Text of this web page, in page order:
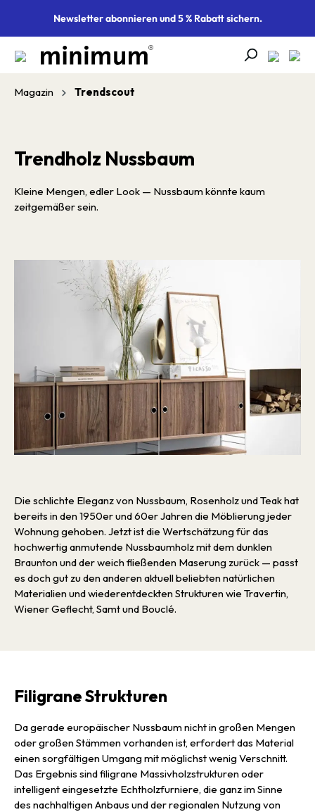
springenNewsletter abonnieren und 5 % Rabatt sichern.
Magazin Trendscout
Trendholz Nussbaum
Kleine Mengen, edler Look — Nussbaum könnte kaum
zeitgemäßer sein.
Die schlichte Eleganz von Nussbaum, Rosenholz und Teak hat
bereits in den 1950er und 60er Jahren die Möblierung jeder
Wohnung gehoben. Jetzt ist die Wertschätzung für das
hochwertig anmutende Nussbaumholz mit dem dunklen
Braunton und der weich fließenden Maserung zurück — passt
es doch gut zu den anderen aktuell beliebten natürlichen
Materialien und wiederentdeckten Strukturen wie Travertin,
Wiener Geflecht, Samt und Bouclé.
Filigrane Strukturen
Da gerade europäischer Nussbaum nicht in großen Mengen
oder großen Stämmen vorhanden ist, erfordert das Material
einen sorgfältigen Umgang mit möglichst wenig Verschnitt.
Das Ergebnis sind filigrane Massivholzstrukturen oder
intelligent eingesetzte Echtholzfurniere, die ganz im Sinne
des nachhaltigen Anbaus und der regionalen Nutzung von